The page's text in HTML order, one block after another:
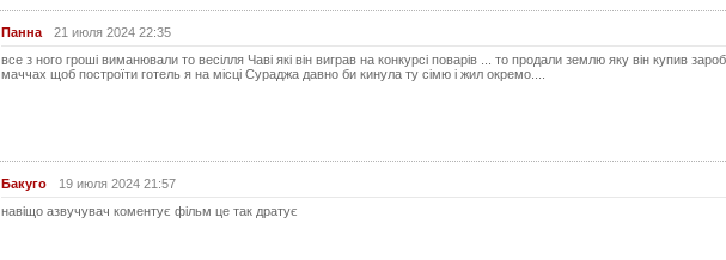
53
Панна
21 июля 2024 22:35
все з ного гроші виманювали то весілля Чаві які він виграв на конкурсі поварів ... то продали землю яку він купив
маччах щоб построїти готель я на місці Сураджа давно би кинула ту сімю і жил окремо....
Бакуго
19 июля 2024 21:57
навіщо азвучувач коментує фільм це так дратує